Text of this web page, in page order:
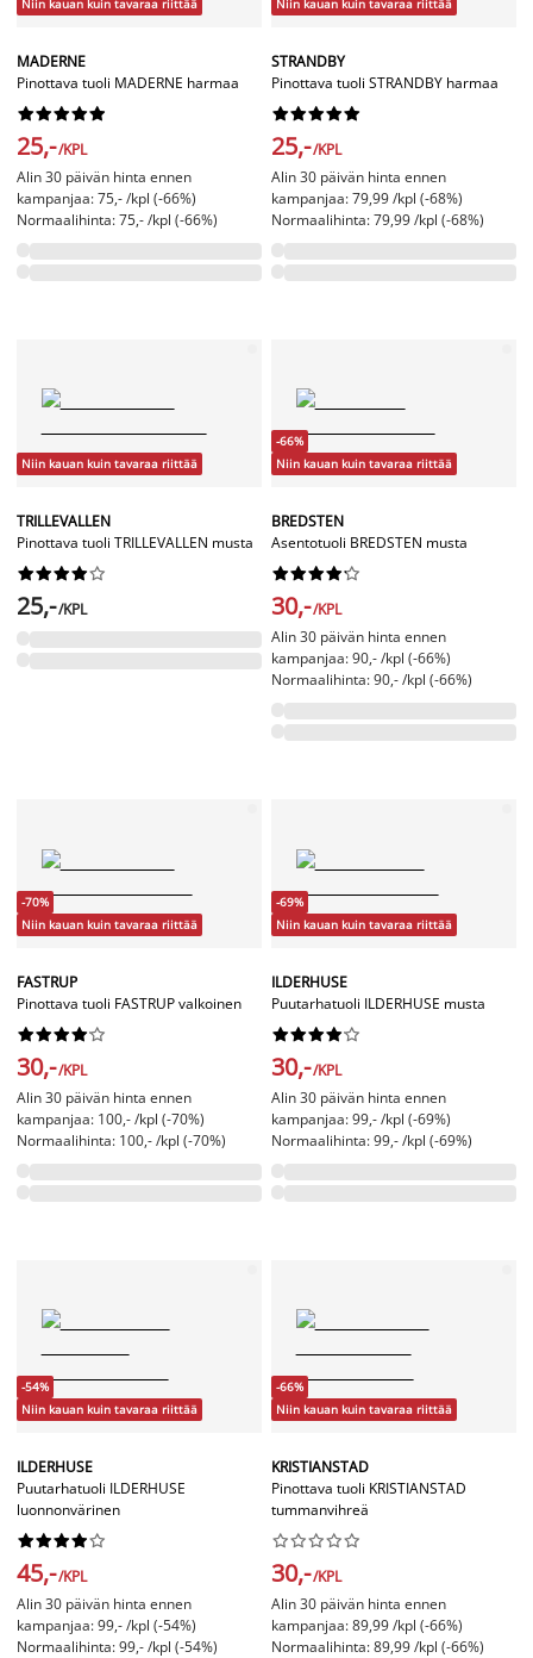
Niin kauan kuin tavaraa riittää
MADERNE
Pinottava tuoli MADERNE harmaa






25,-/KPL
Alin 30 päivän hinta ennen
kampanjaa: 75,- /kpl (-66%)
Normaalihinta: 75,- /kpl (-66%)
Niin kauan kuin tavaraa riittää
STRANDBY
Pinottava tuoli STRANDBY harmaa






25,-/KPL
Alin 30 päivän hinta ennen
kampanjaa: 79,99 /kpl (-68%)
Normaalihinta: 79,99 /kpl (-68%)
Niin kauan kuin tavaraa riittää
TRILLEVALLEN
Pinottava tuoli TRILLEVALLEN musta






25,-/KPL
-66%
Niin kauan kuin tavaraa riittää
BREDSTEN
Asentotuoli BREDSTEN musta






30,-/KPL
Alin 30 päivän hinta ennen
kampanjaa: 90,- /kpl (-66%)
Normaalihinta: 90,- /kpl (-66%)
-70%
Niin kauan kuin tavaraa riittää
FASTRUP
Pinottava tuoli FASTRUP valkoinen






30,-/KPL
Alin 30 päivän hinta ennen
kampanjaa: 100,- /kpl (-70%)
Normaalihinta: 100,- /kpl (-70%)
-69%
Niin kauan kuin tavaraa riittää
ILDERHUSE
Puutarhatuoli ILDERHUSE musta






30,-/KPL
Alin 30 päivän hinta ennen
kampanjaa: 99,- /kpl (-69%)
Normaalihinta: 99,- /kpl (-69%)
-54%
Niin kauan kuin tavaraa riittää
ILDERHUSE
Puutarhatuoli ILDERHUSE
luonnonvärinen






45,-/KPL
Alin 30 päivän hinta ennen
kampanjaa: 99,- /kpl (-54%)
Normaalihinta: 99,- /kpl (-54%)
-66%
Niin kauan kuin tavaraa riittää
KRISTIANSTAD
Pinottava tuoli KRISTIANSTAD
tummanvihreä






30,-/KPL
Alin 30 päivän hinta ennen
kampanjaa: 89,99 /kpl (-66%)
Normaalihinta: 89,99 /kpl (-66%)